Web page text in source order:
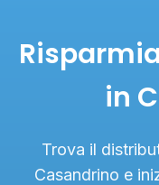
in
Trova il
Casandrino e